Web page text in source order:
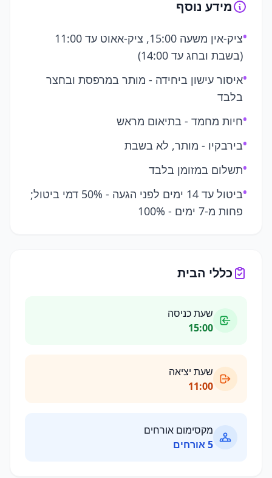
מידע נוסף
•
ציק-אין משעה 15:00, ציק-אאוט עד 11:00
(בשבת ובחג עד 14:00)
•איסור עישון ביחידה - מותר במרפסת ובחצר
בלבד
•חיות מחמד - בתיאום מראש
•בירבקיו - מותר, לא בשבת
•תשלום במזומן בלבד
•
ביטול עד 14 ימים לפני הגעה - 50% דמי ביטול;
פחות מ-7 ימים - 100%
כללי הבית
שעת כניסה
15:00
שעת יציאה
11:00
מקסימום אורחים
5אורחים